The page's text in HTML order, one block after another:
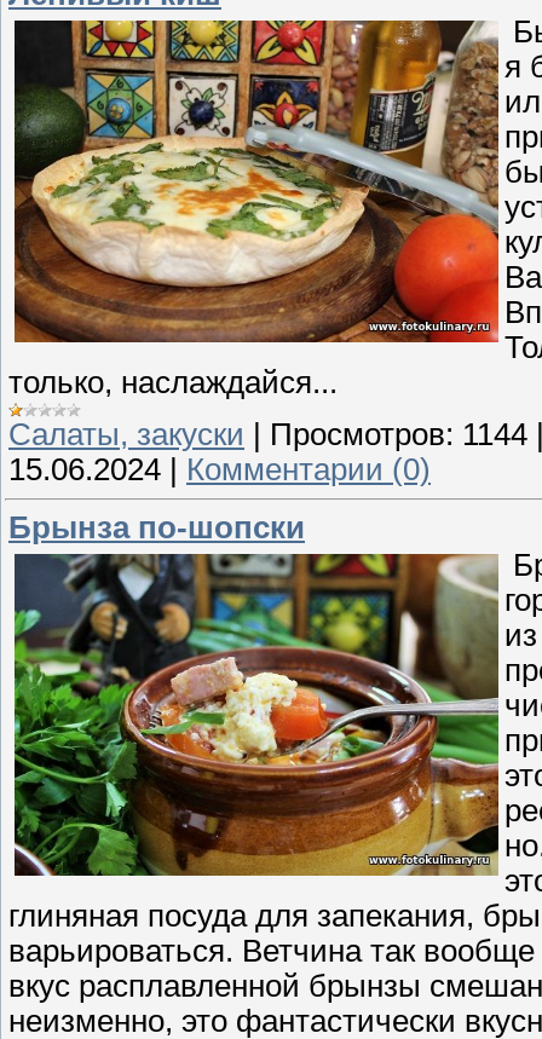
я
только, наслаждайся...
Cалаты, закуски
Просмотров: 1144
15.06.2024
Комментарии (0)
Брынза по-шопски
глиняная посуда для запекания,
варьироваться. Ветчина так
вкус расплавленной брынзы
неизменно, это фантастически